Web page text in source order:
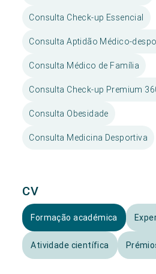
Consulta Check-up Essencial
Consulta Aptidão Médico-
Consulta Médico de Família
Consulta Check-up Premium
Consulta Obesidade
Consulta Medicina Desportiva
CV
Formação académica
Atividade científica